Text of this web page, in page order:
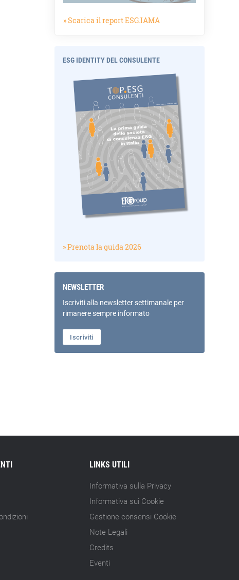
» Scarica il report ESG.IAMA
ESG IDENTITY DEL CONSULENTE
» Prenota la guida 2026
NEWSLETTER
Iscriviti alla newsletter settimanale per
rimanere sempre informato
Iscriviti
LINKS UTILI
Informativa sulla Privacy
Informativa sui Cookie
Gestione consensi Cookie
Note Legali
Credits
Eventi